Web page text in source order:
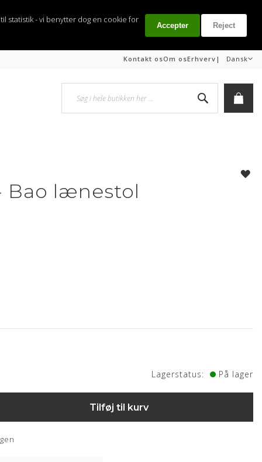
statistik - vi benytter dog en cookie for
Accepter Reject
Kontakt osOm osErhverv | Sprog
Dansk
Min
Bao lænestol
Lagerstatus: På lager
Tilføj til kurv